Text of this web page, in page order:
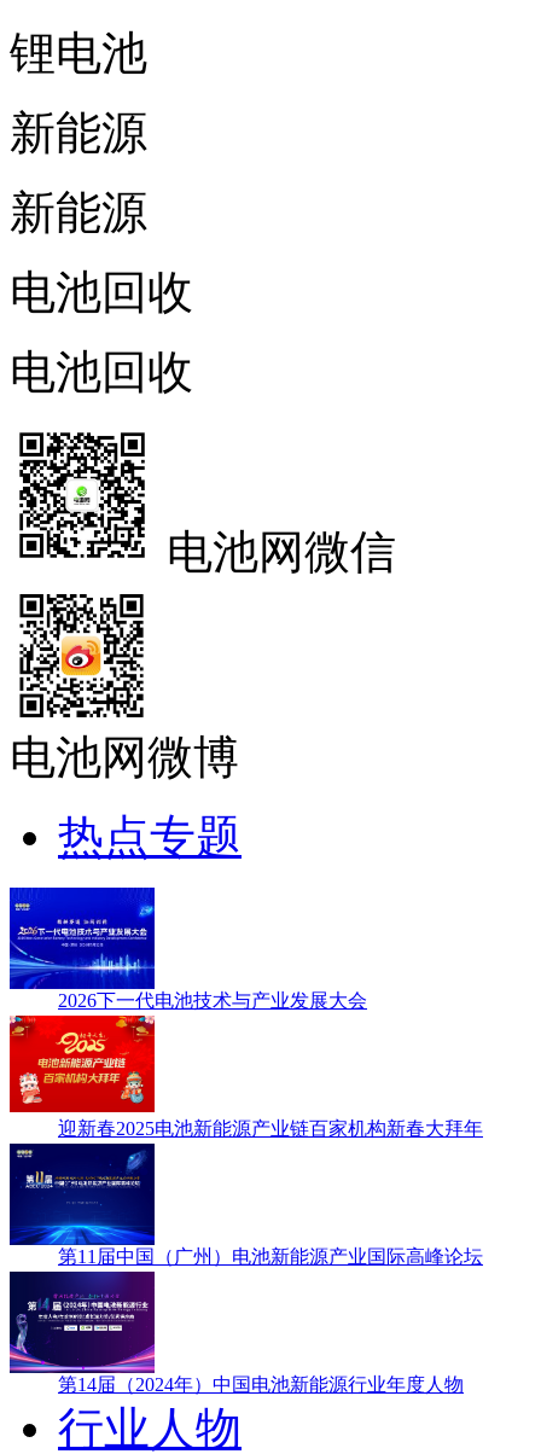
锂电池
新能源
新能源
电池回收
电池回收
电池网微信
电池网微博
热点专题
2026下一代电池技术与产业发展大会
迎新春2025电池新能源产业链百家机构新春大拜年
第11届中国（广州）电池新能源产业国际高峰论坛
第14届（2024年）中国电池新能源行业年度人物
行业人物